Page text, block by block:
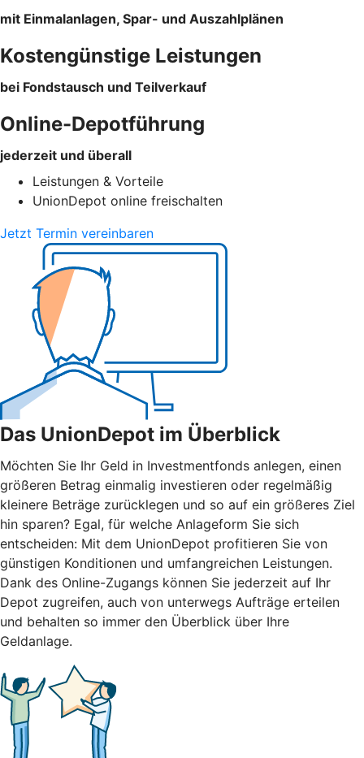
mit Einmalanlagen, Spar- und Auszahlplänen
Kostengünstige Leistungen
bei Fondstausch und Teilverkauf
Online-Depotführung
jederzeit und überall
Leistungen & Vorteile
UnionDepot online freischalten
Jetzt Termin vereinbaren
Das UnionDepot im Überblick
Möchten Sie Ihr Geld in Investmentfonds anlegen, einen
größeren Betrag einmalig investieren oder regelmäßig
kleinere Beträge zurücklegen und so auf ein größeres Ziel
hin sparen? Egal, für welche Anlageform Sie sich
entscheiden: Mit dem UnionDepot profitieren Sie von
günstigen Konditionen und umfangreichen Leistungen.
Dank des Online-Zugangs können Sie jederzeit auf Ihr
Depot zugreifen, auch von unterwegs Aufträge erteilen
und behalten so immer den Überblick über Ihre
Geldanlage.